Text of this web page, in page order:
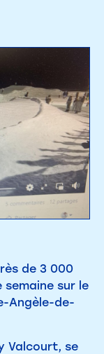
de 3 000
semaine sur le
Angèle-de-
Valcourt, se